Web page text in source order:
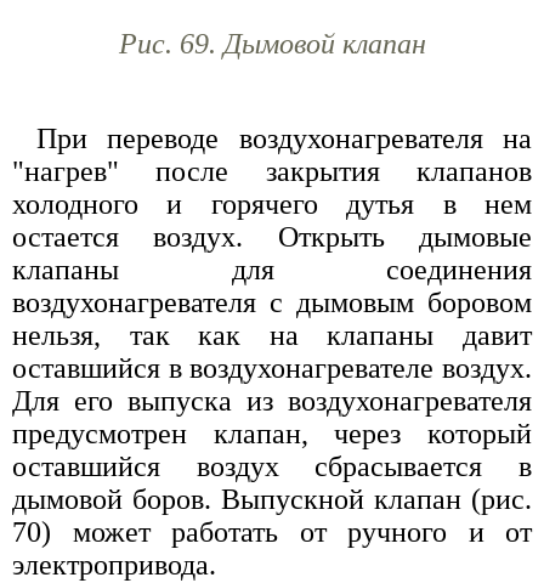
Рис. 69. Дымовой клапан
При переводе воздухонагревателя на
"нагрев" после закрытия клапанов
холодного и горячего дутья в нем
остается воздух. Открыть дымовые
клапаны для соединения
воздухонагревателя с дымовым боровом
нельзя, так как на клапаны давит
оставшийся в воздухонагревателе воздух.
Для его выпуска из воздухонагревателя
предусмотрен клапан, через который
оставшийся воздух сбрасывается в
дымовой боров. Выпускной клапан (рис.
70) может работать от ручного и от
электропривода.